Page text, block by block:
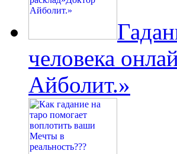
человека
Айболит.»